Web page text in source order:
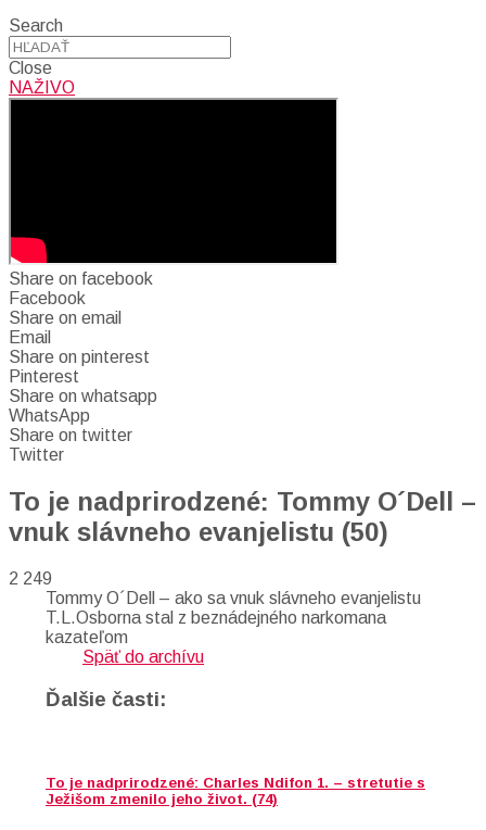
Search
Close
NAŽIVO
Share on facebook
Facebook
Share on email
Email
Share on pinterest
Pinterest
Share on whatsapp
WhatsApp
Share on twitter
Twitter
To je nadprirodzené: Tommy O´Dell –
vnuk slávneho evanjelistu (50)
2 249
Tommy O´Dell – ako sa vnuk slávneho evanjelistu
T.L.Osborna stal z beznádejného narkomana
kazateľom
Späť do archívu
Ďalšie časti:
To je nadprirodzené: Charles Ndifon 1. – stretutie s
Ježišom zmenilo jeho život. (74)